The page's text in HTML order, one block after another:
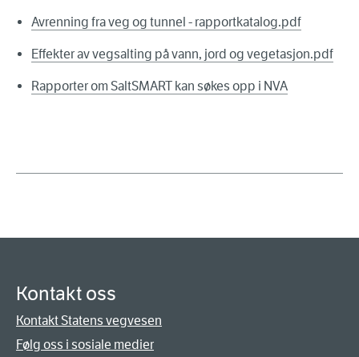
Avrenning fra veg og tunnel - rapportkatalog.pdf
Effekter av vegsalting på vann, jord og vegetasjon.pdf
Rapporter om SaltSMART kan søkes opp i NVA
Kontakt oss
Kontakt Statens vegvesen
Følg oss i sosiale medier